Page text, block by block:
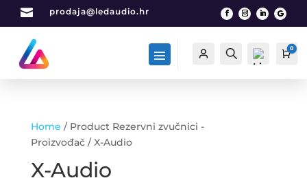
 prodaja@ledaudio.hr
Račun Traži 0
Home / Product Rezervni zvučnici -
Proizvođač / X-Audio
X-Audio